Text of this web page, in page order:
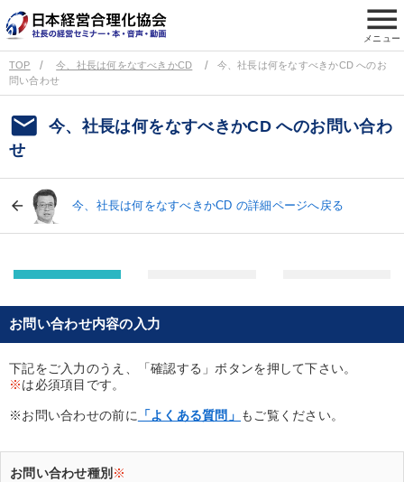
menu
メニュー
TOP 今、社長は何をなすべきかCD
今、社長は何をなすべきかCD へのお
問い合わせ
email
今、社長は何をなすべきかCD へのお問い合わ
せ
今、社長は何をなすべきかCD の詳細ページへ戻る
お問い合わせ内容の入力
下記をご入力のうえ、「確認する」ボタンを押して下さい。
※は必須項目です。
※お問い合わせの前に 「よくある質問」 もご覧ください。
お問い合わせ種別 ※